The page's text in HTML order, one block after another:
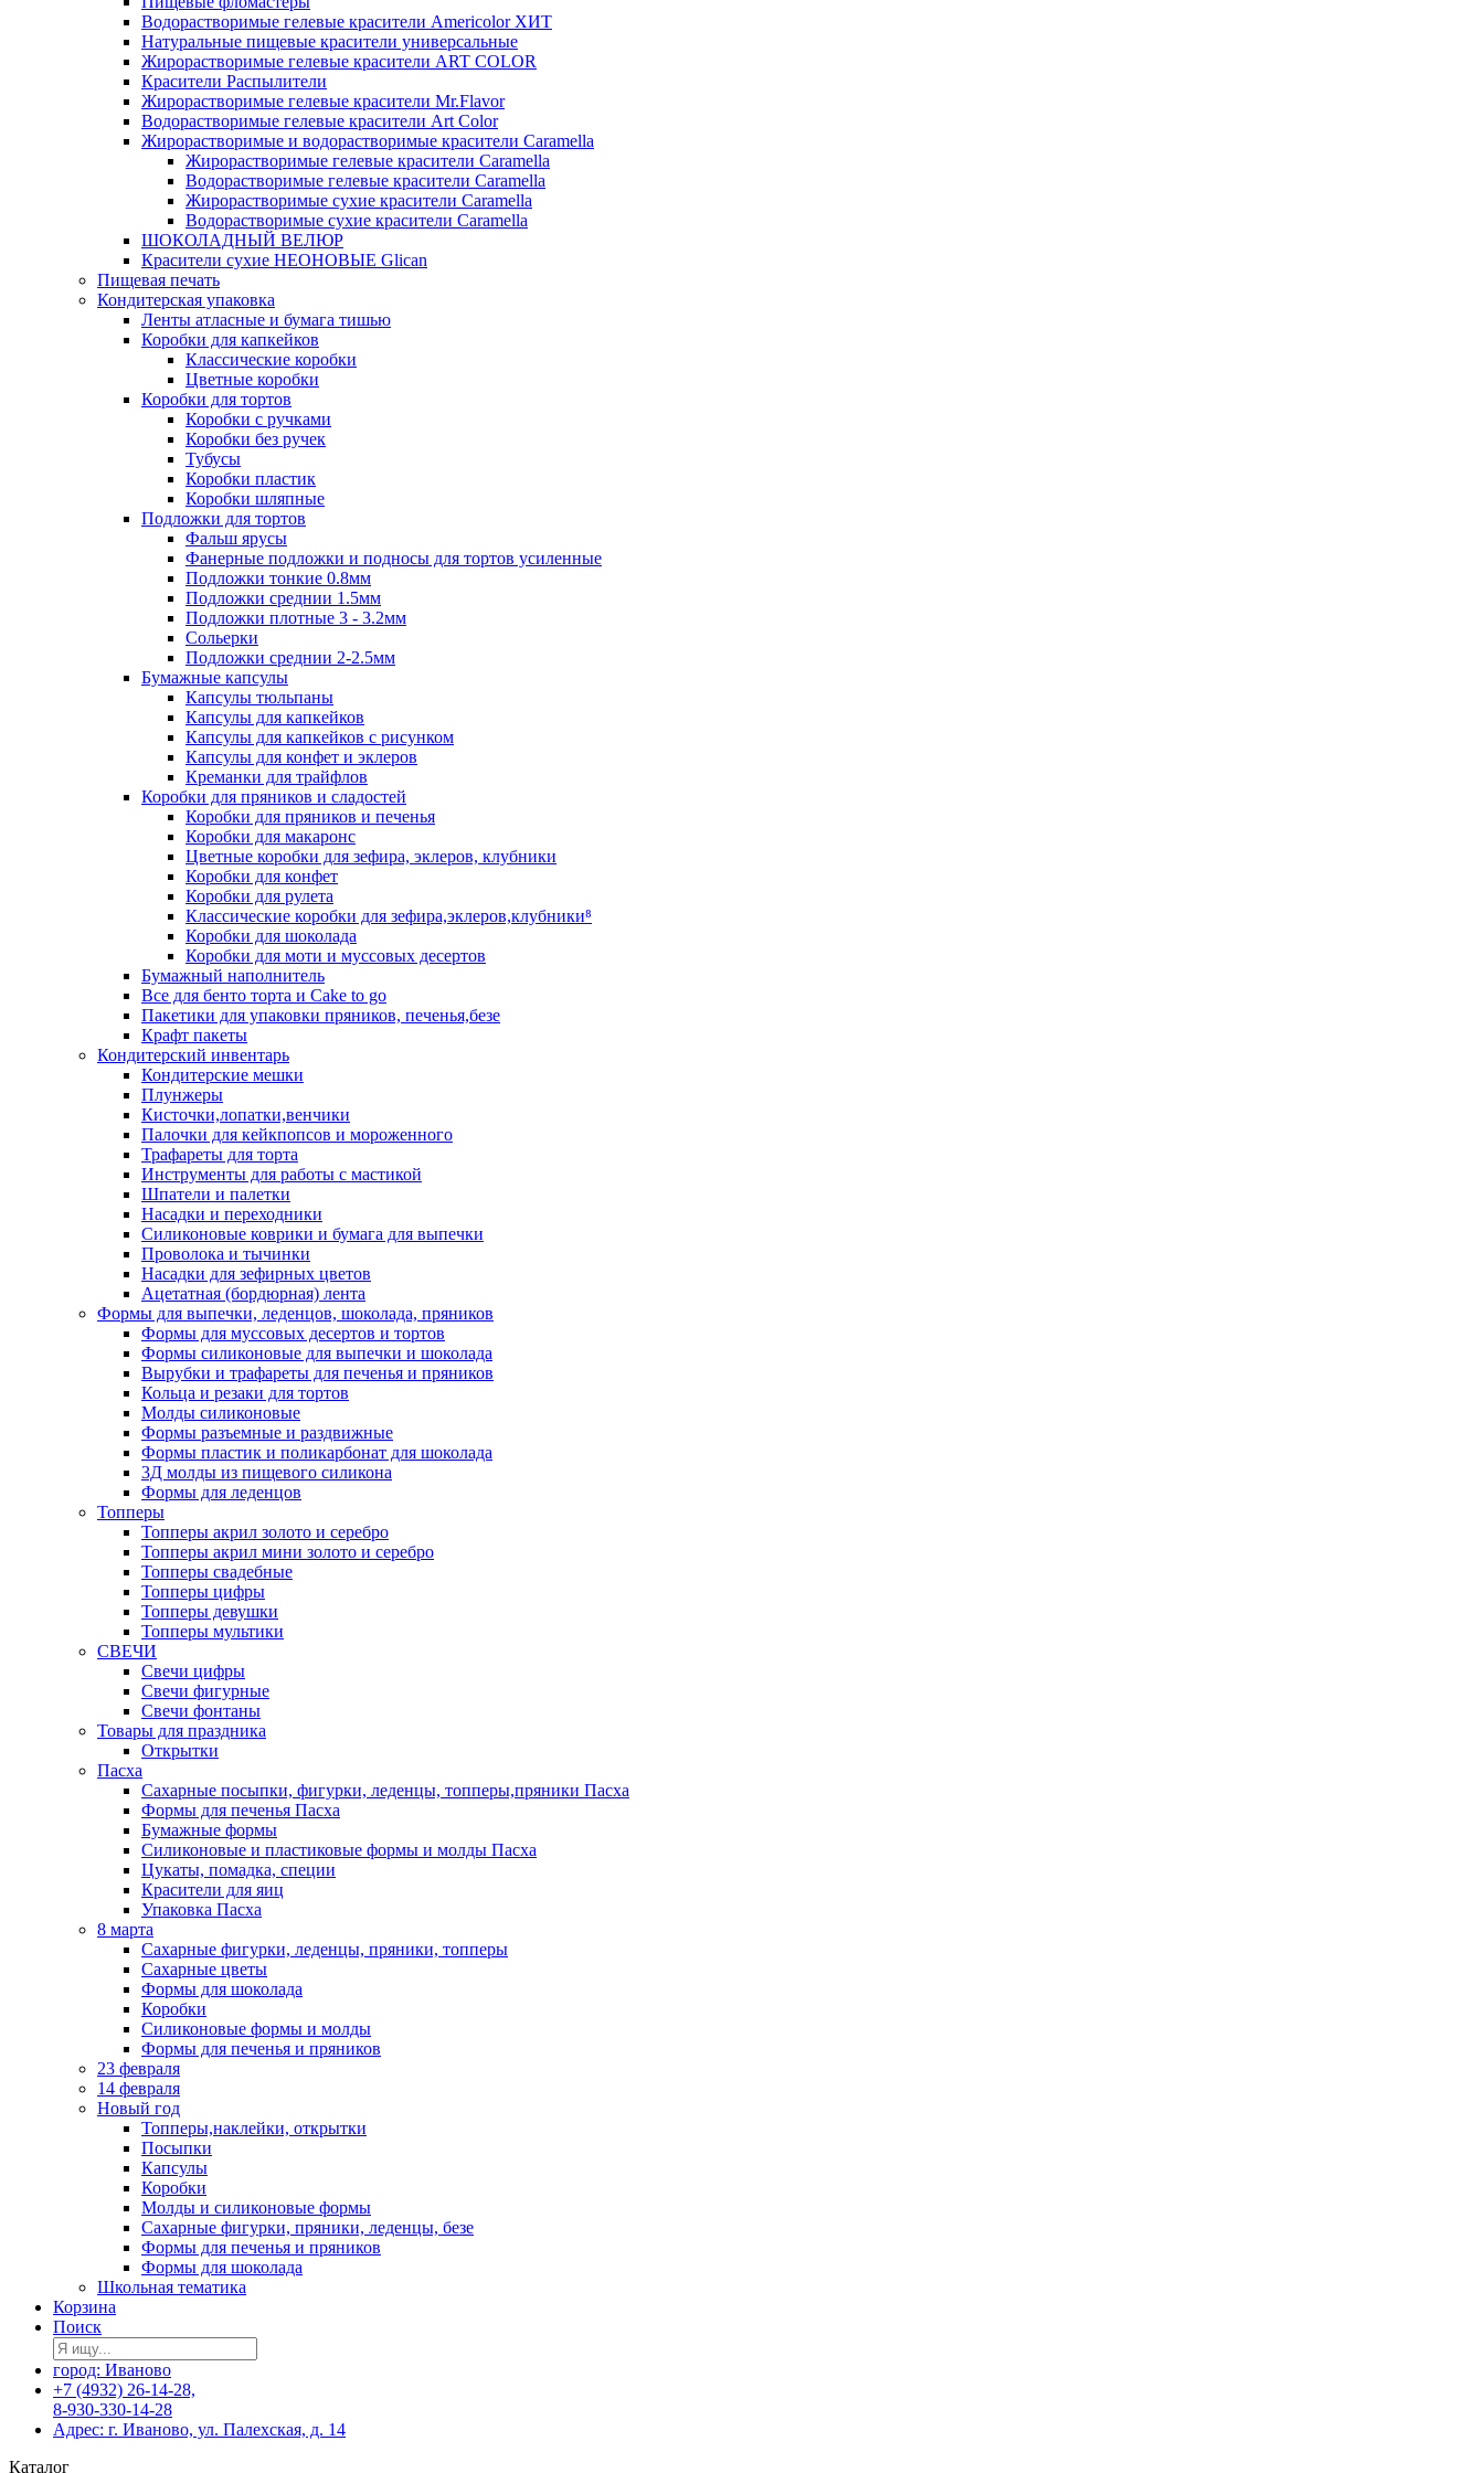
Водорастворимые гелевые красители Americolor ХИТ
Натуральные пищевые красители универсальные
Жирорастворимые гелевые красители ART COLOR
Красители Распылители
Жирорастворимые гелевые красители Mr.Flavor
Водорастворимые гелевые красители Art Color
Жирорастворимые и водорастворимые красители Caramella
Жирорастворимые гелевые красители Caramella
Водорастворимые гелевые красители Caramella
Жирорастворимые сухие красители Caramella
Водорастворимые сухие красители Caramella
ШОКОЛАДНЫЙ ВЕЛЮР
Красители сухие НЕОНОВЫЕ Glican
Пищевая печать
Кондитерская упаковка
Ленты атласные и бумага тишью
Коробки для капкейков
Классические коробки
Цветные коробки
Коробки для тортов
Коробки с ручками
Коробки без ручек
Тубусы
Коробки пластик
Коробки шляпные
Подложки для тортов
Фальш ярусы
Фанерные подложки и подносы для тортов усиленные
Подложки тонкие 0.8мм
Подложки среднии 1.5мм
Подложки плотные 3 - 3.2мм
Сольерки
Подложки среднии 2-2.5мм
Бумажные капсулы
Капсулы тюльпаны
Капсулы для капкейков
Капсулы для капкейков с рисунком
Капсулы для конфет и эклеров
Креманки для трайфлов
Коробки для пряников и сладостей
Коробки для пряников и печенья
Коробки для макаронс
Цветные коробки для зефира, эклеров, клубники
Коробки для конфет
Коробки для рулета
Классические коробки для зефира,эклеров,клубники⁸
Коробки для шоколада
Коробки для моти и муссовых десертов
Бумажный наполнитель
Все для бенто торта и Cake to go
Пакетики для упаковки пряников, печенья,безе
Крафт пакеты
Кондитерский инвентарь
Кондитерские мешки
Плунжеры
Кисточки,лопатки,венчики
Палочки для кейкпопсов и мороженного
Трафареты для торта
Инструменты для работы с мастикой
Шпатели и палетки
Насадки и переходники
Силиконовые коврики и бумага для выпечки
Проволока и тычинки
Насадки для зефирных цветов
Ацетатная (бордюрная) лента
Формы для выпечки, леденцов, шоколада, пряников
Формы для муссовых десертов и тортов
Формы силиконовые для выпечки и шоколада
Вырубки и трафареты для печенья и пряников
Кольца и резаки для тортов
Молды силиконовые
Формы разъемные и раздвижные
Формы пластик и поликарбонат для шоколада
3Д молды из пищевого силикона
Формы для леденцов
Топперы
Топперы акрил золото и серебро
Топперы акрил мини золото и серебро
Топперы свадебные
Топперы цифры
Топперы девушки
Топперы мультики
СВЕЧИ
Свечи цифры
Свечи фигурные
Свечи фонтаны
Товары для праздника
Открытки
Пасха
Сахарные посыпки, фигурки, леденцы, топперы,пряники Пасха
Формы для печенья Пасха
Бумажные формы
Силиконовые и пластиковые формы и молды Пасха
Цукаты, помадка, специи
Красители для яиц
Упаковка Пасха
8 марта
Сахарные фигурки, леденцы, пряники, топперы
Сахарные цветы
Формы для шоколада
Коробки
Силиконовые формы и молды
Формы для печенья и пряников
23 февраля
14 февраля
Новый год
Топперы,наклейки, открытки
Посыпки
Капсулы
Коробки
Молды и силиконовые формы
Сахарные фигурки, пряники, леденцы, безе
Формы для печенья и пряников
Формы для шоколада
Школьная тематика
Корзина
Поиск
город: Иваново
+7 (4932) 26-14-28,
8-930-330-14-28
Адрес: г. Иваново, ул. Палехская, д. 14
Каталог